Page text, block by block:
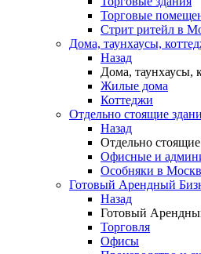
Торговые
Стрит ритейл в
Дома, таунхаусы,
Назад
Дома, таунхаусы,
Жилые дома
Коттеджи
Отдельно стоящие
Назад
Отдельно
Офисные и
Особняки в
Готовый Арендный
Назад
Готовый
Торговля
Офисы